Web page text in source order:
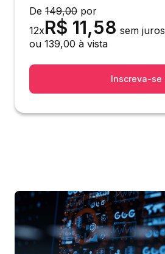
De 149,00 por
12xR$ 11,58 sem juros
ou 139,00 à vista
Inscreva-se